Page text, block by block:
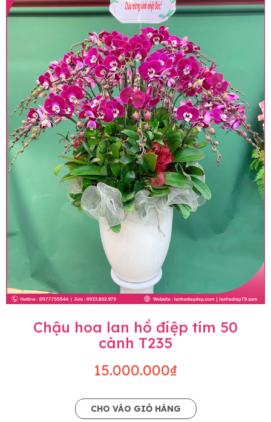
Chậu hoa lan hồ điệp tím 50
cành T235
15.000.000₫
CHO VÀO GIỎ HÀNG